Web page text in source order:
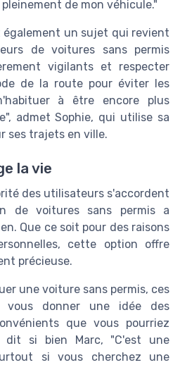
de mon véhicule."
un sujet qui revient
de voitures sans permis
vigilants et respecter
de la route pour éviter les
à être encore plus
admet Sophie, qui utilise sa
ses trajets en ville.
la vie
des utilisateurs s'accordent
de voitures sans permis a
Que ce soit pour des raisons
cette option offre
précieuse.
une voiture sans permis, ces
vous donner une idée des
que vous pourriez
dit si bien Marc, "C'est une
si vous cherchez une